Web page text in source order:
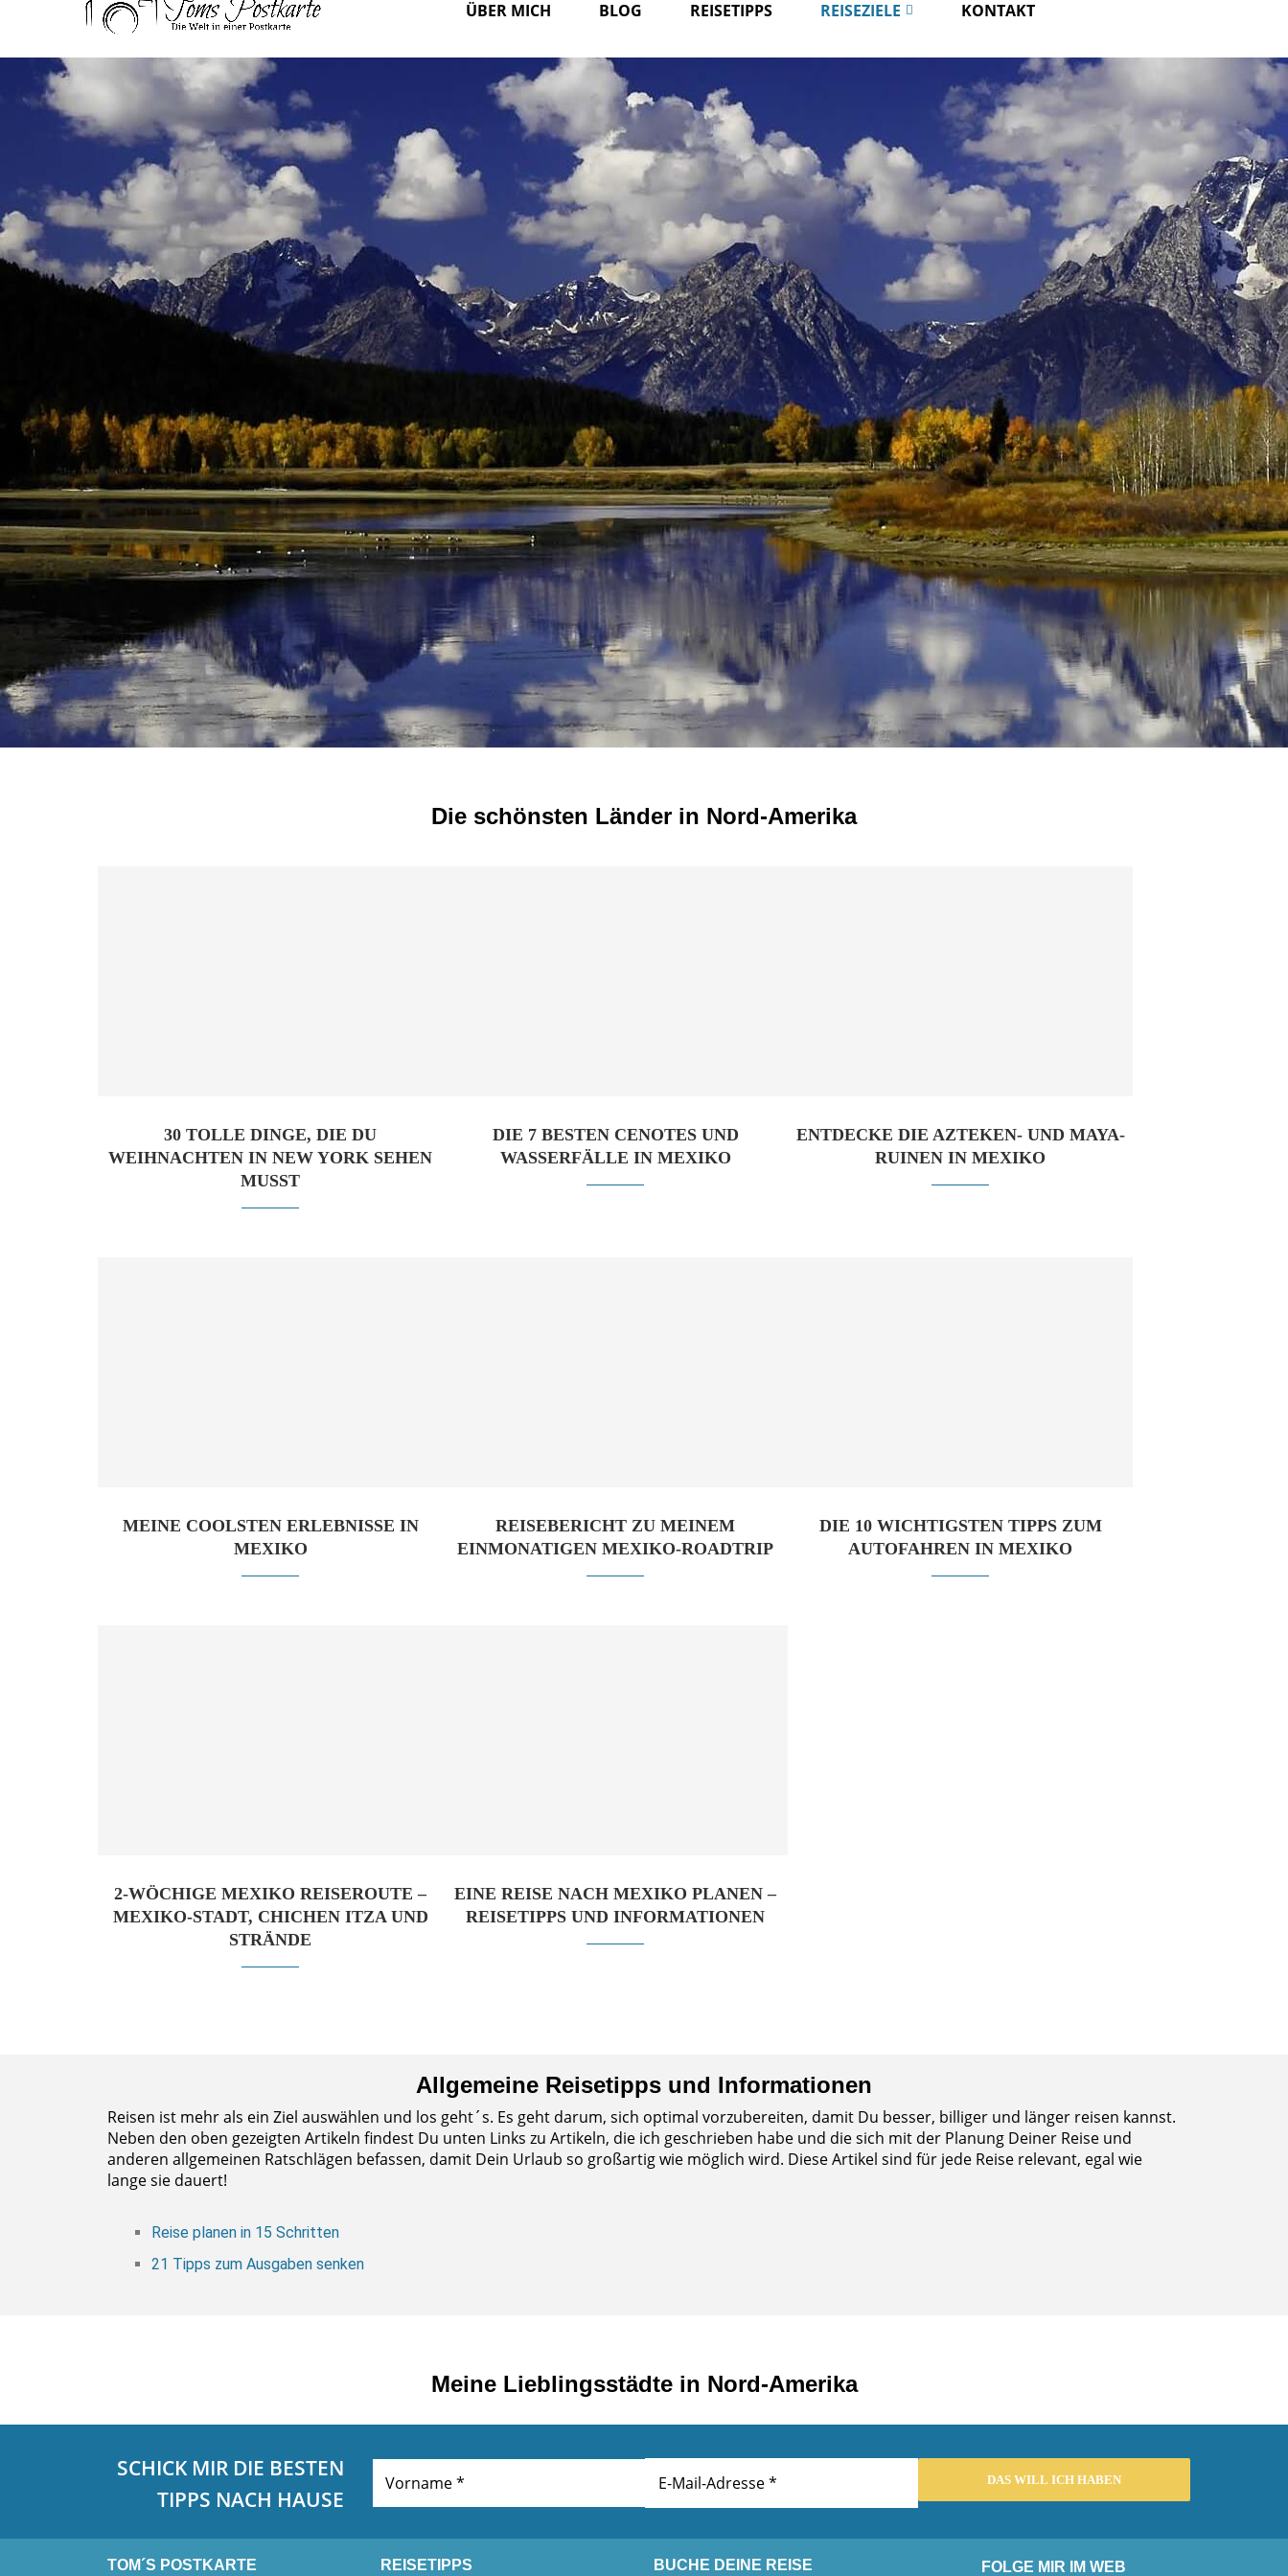
ÜBER MICH BLOG REISETIPPS REISEZIELE KONTAKT
Die schönsten Länder in Nord-Amerika
30 TOLLE DINGE, DIE DU
WEIHNACHTEN IN NEW YORK SEHEN
MUSST
DIE 7 BESTEN CENOTES UND
WASSERFÄLLE IN MEXIKO
ENTDECKE DIE AZTEKEN- UND MAYA-
RUINEN IN MEXIKO
MEINE COOLSTEN ERLEBNISSE IN
MEXIKO
REISEBERICHT ZU MEINEM
EINMONATIGEN MEXIKO-ROADTRIP
DIE 10 WICHTIGSTEN TIPPS ZUM
AUTOFAHREN IN MEXIKO
2-WÖCHIGE MEXIKO REISEROUTE –
MEXIKO-STADT, CHICHEN ITZA UND
STRÄNDE
EINE REISE NACH MEXIKO PLANEN –
REISETIPPS UND INFORMATIONEN
Allgemeine Reisetipps und Informationen
Reisen ist mehr als ein Ziel auswählen und los geht´s. Es geht darum, sich optimal vorzubereiten, damit Du besser, billiger und länger reisen kannst.
Neben den oben gezeigten Artikeln findest Du unten Links zu Artikeln, die ich geschrieben habe und die sich mit der Planung Deiner Reise und
anderen allgemeinen Ratschlägen befassen, damit Dein Urlaub so großartig wie möglich wird. Diese Artikel sind für jede Reise relevant, egal wie
lange sie dauert!
Reise planen in 15 Schritten
21 Tipps zum Ausgaben senken
Meine Lieblingsstädte in Nord-Amerika
SCHICK MIR DIE BESTEN
TIPPS NACH HAUSE
TOM´S POSTKARTE REISETIPPS BUCHE DEINE REISE FOLGE MIR IM WEB